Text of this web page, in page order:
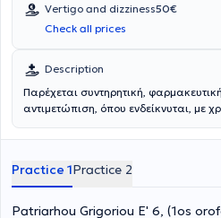
Vertigo and dizziness50€
Check all prices
Description
Παρέχεται συντηρητική,
αντιμετώπιση, όπου ενδείκνυται, με
(ρινοκολπίτιδα) και ίλιγγος - ζάλη,
Practice 1Practice 2
Patriarhou Grigoriou E' 6, (1os